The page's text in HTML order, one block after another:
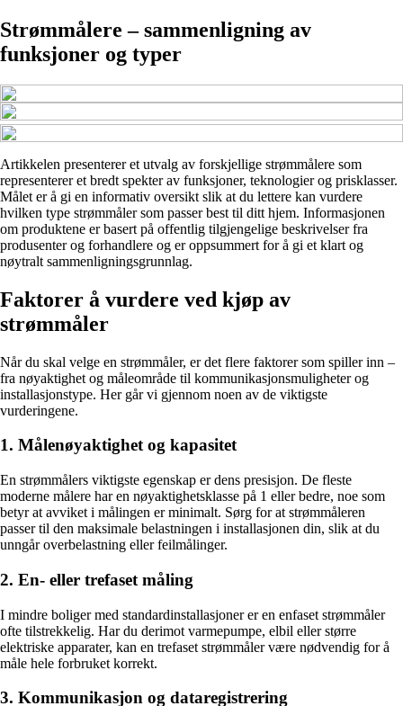
Strømmålere – sammenligning av
funksjoner og typer
Artikkelen presenterer et utvalg av forskjellige strømmålere som
representerer et bredt spekter av funksjoner, teknologier og prisklasser.
Målet er å gi en informativ oversikt slik at du lettere kan vurdere
hvilken type strømmåler som passer best til ditt hjem. Informasjonen
om produktene er basert på offentlig tilgjengelige beskrivelser fra
produsenter og forhandlere og er oppsummert for å gi et klart og
nøytralt sammenligningsgrunnlag.
Faktorer å vurdere ved kjøp av
strømmåler
Når du skal velge en strømmåler, er det flere faktorer som spiller inn –
fra nøyaktighet og måleområde til kommunikasjonsmuligheter og
installasjonstype. Her går vi gjennom noen av de viktigste
vurderingene.
1. Målenøyaktighet og kapasitet
En strømmålers viktigste egenskap er dens presisjon. De fleste
moderne målere har en nøyaktighetsklasse på 1 eller bedre, noe som
betyr at avviket i målingen er minimalt. Sørg for at strømmåleren
passer til den maksimale belastningen i installasjonen din, slik at du
unngår overbelastning eller feilmålinger.
2. En- eller trefaset måling
I mindre boliger med standardinstallasjoner er en enfaset strømmåler
ofte tilstrekkelig. Har du derimot varmepumpe, elbil eller større
elektriske apparater, kan en trefaset strømmåler være nødvendig for å
måle hele forbruket korrekt.
3. Kommunikasjon og dataregistrering